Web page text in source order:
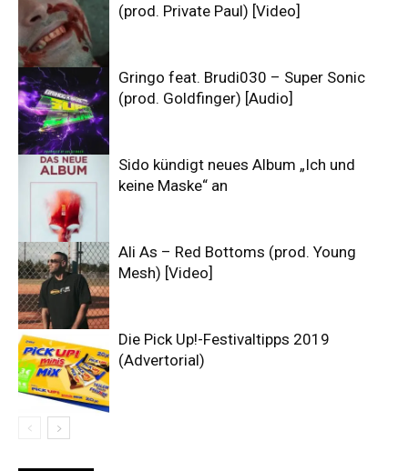
(prod. Private Paul) [Video]
Gringo feat. Brudi030 – Super Sonic
(prod. Goldfinger) [Audio]
Sido kündigt neues Album „Ich und
keine Maske“ an
Ali As – Red Bottoms (prod. Young
Mesh) [Video]
Die Pick Up!-Festivaltipps 2019
(Advertorial)